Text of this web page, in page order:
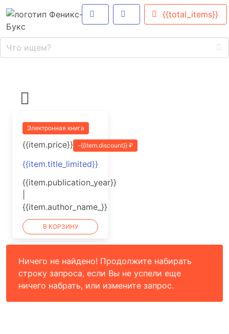
{{total_items}}
Электронная книга
{{item.price}} -{{item.discount}} ₽
{{item.title_limited}}
{{item.publication_year}}
{{item.author_name_}}
В КОРЗИНУ
Ничего не найдено! Продолжите набирать
строку запроса, если Вы не успели еще
ничего набрать, или измените запрос.